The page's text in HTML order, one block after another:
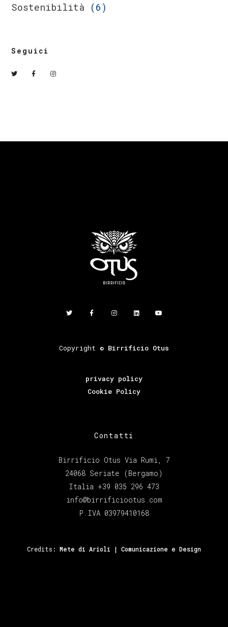
Sostenibilità (6)
Seguici
Copyright © Birrificio Otus
privacy policy
Cookie Policy
Contatti
Birrificio Otus Via Rumi, 7
24068 Seriate (Bergamo)
Italia +39 035 296 473
info@birrificiootus.com
P.IVA 03979410168
Credits: Mete di Arioli | Comunicazione e Design